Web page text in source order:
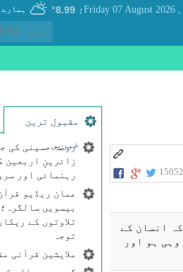
؛ 8.99° , Friday 07 August 2026
مقبول ترین
خبریں
روضۂ حسینی کی
زائرینِ اربعین
رہنمائی اور
عمان ریڈیو
بیسویں
تلاوتوں کے
توجہ
ملایشین قرآنی
انسان كے
ہو اور